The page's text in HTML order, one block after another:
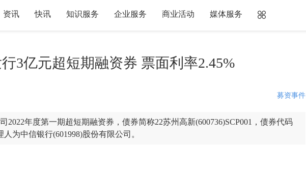
资讯 快讯 知识服务 企业服务 商业活动 媒体服务
3亿元超短期融资券 票面利率2.45%
募资事件
2022年度第一期超短期融资券，债券简称22苏州高新(600736)SCP001，债券代码
为中信银行(601998)股份有限公司。